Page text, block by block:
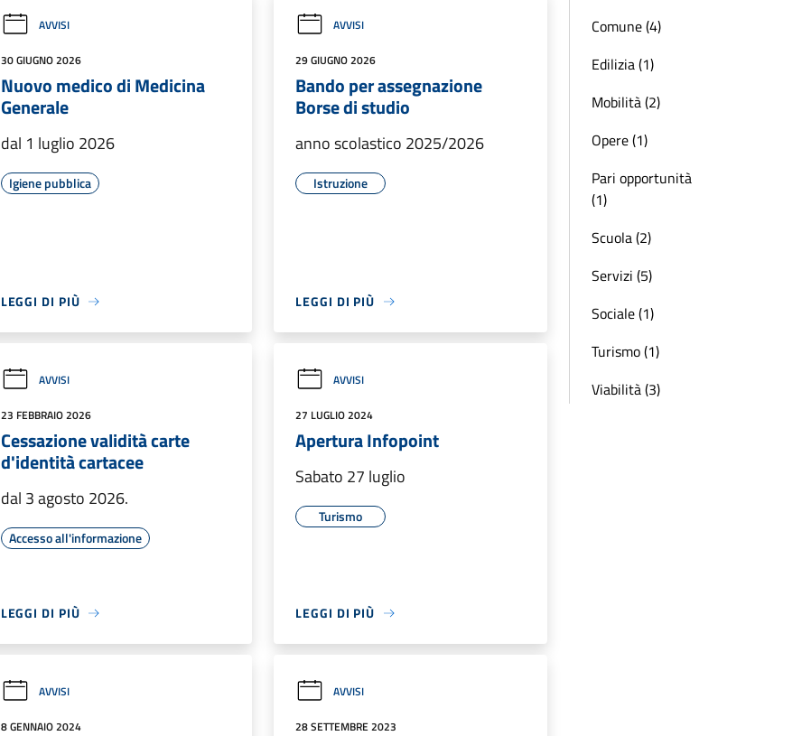
AVVISI
30 GIUGNO 2026
Nuovo medico di Medicina
Generale
dal 1 luglio 2026
Igiene pubblica
LEGGI DI PIÙ
AVVISI
29 GIUGNO 2026
Bando per assegnazione
Borse di studio
anno scolastico 2025/2026
Istruzione
LEGGI DI PIÙ
AVVISI
23 FEBBRAIO 2026
Cessazione validità carte
d'identità cartacee
dal 3 agosto 2026.
Accesso all'informazione
LEGGI DI PIÙ
AVVISI
27 LUGLIO 2024
Apertura Infopoint
Sabato 27 luglio
Turismo
LEGGI DI PIÙ
AVVISI
8 GENNAIO 2024
AVVISI
28 SETTEMBRE 2023
Comune (4)
Edilizia (1)
Mobilità (2)
Opere (1)
Pari opportunità
(1)
Scuola (2)
Servizi (5)
Sociale (1)
Turismo (1)
Viabilità (3)